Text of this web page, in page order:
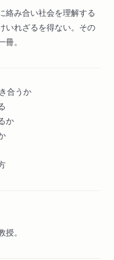
み合い社会を理解する
いれざるを得ない。その
。
合うか
か
。